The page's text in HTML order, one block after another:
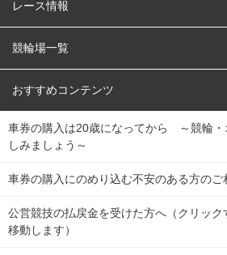
競輪
オートレース
競輪くじ
Dokanto!
チャリロトプラザ
レース情報
レース予想
レース結果
キャリーオーバー一覧
競輪場一覧
北日本 函館競輪場
関
東
弥彦競輪場 前橋競輪場 取手競
関
東
小田原競輪場
おすすめコンテンツ
競輪選手情報
Perfecta Navi
netkeirin
車券の購入は20歳になってから ～競輪・
しみましょう～
車券の購入にのめり込む不安のある方のご
公営競技の払戻金を受けた方へ（クリッ
移動します）